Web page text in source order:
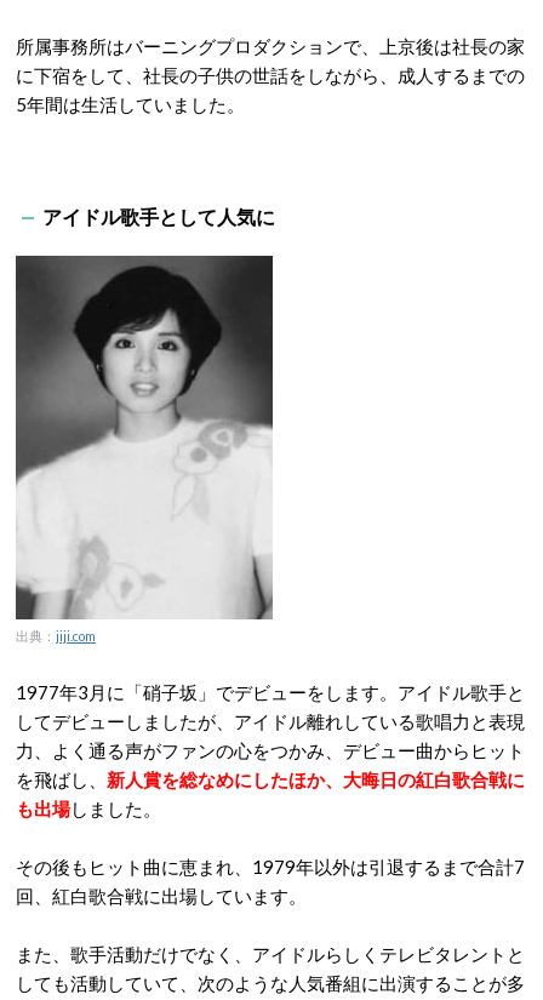
所属事務所はバーニングプロダクションで、上京後は社長の家
に下宿をして、社長の子供の世話をしながら、成人するまでの
5年間は生活していました。
アイドル歌手として人気に
出典： jiji.com
1977年3月に「硝子坂」でデビューをします。アイドル歌手と
してデビューしましたが、アイドル離れしている歌唱力と表現
力、よく通る声がファンの心をつかみ、デビュー曲からヒット
を飛ばし、 新人賞を総なめにしたほか、大晦日の紅白歌合戦に
も出場しました。
その後もヒット曲に恵まれ、1979年以外は引退するまで合計7
回、紅白歌合戦に出場しています。
また、歌手活動だけでなく、アイドルらしくテレビタレントと
しても活動していて、次のような人気番組に出演することが多